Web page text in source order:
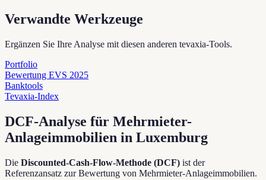
Verwandte Werkzeuge
Ergänzen Sie Ihre Analyse mit diesen anderen tevaxia-Tools.
Portfolio
Bewertung EVS 2025
Banktools
Tevaxia-Index
DCF-Analyse für Mehrmieter-
Anlageimmobilien in Luxemburg
Die Discounted-Cash-Flow-Methode (DCF) ist der
Referenzansatz zur Bewertung von Mehrmieter-Anlageimmobilien.